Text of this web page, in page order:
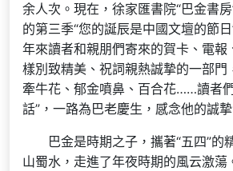
余人次。現在，徐家匯書院“巴金書
的第三季“您的誕辰是中國文壇的節
年來讀者和親朋們寄來的賀卡、電報
樣別致精美、祝詞親熱誠摯的一部門
牽牛花、郁金噴鼻、百合花……讀者
話”，一路為巴老慶生，感念他的誠
巴金是時期之子，攜著“五四”的
山蜀水，走進了年夜時期的風云激蕩